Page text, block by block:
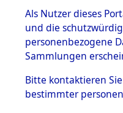
mente
5. Verschiedenes
5.3
Todesmärsche
5.3.1 Alliierte
Erhebungen
zu
Todesmärsch
Als Nutzer dieses
und die
personenbezogene
Sammlungen
Bitte kontaktieren
bestimmter